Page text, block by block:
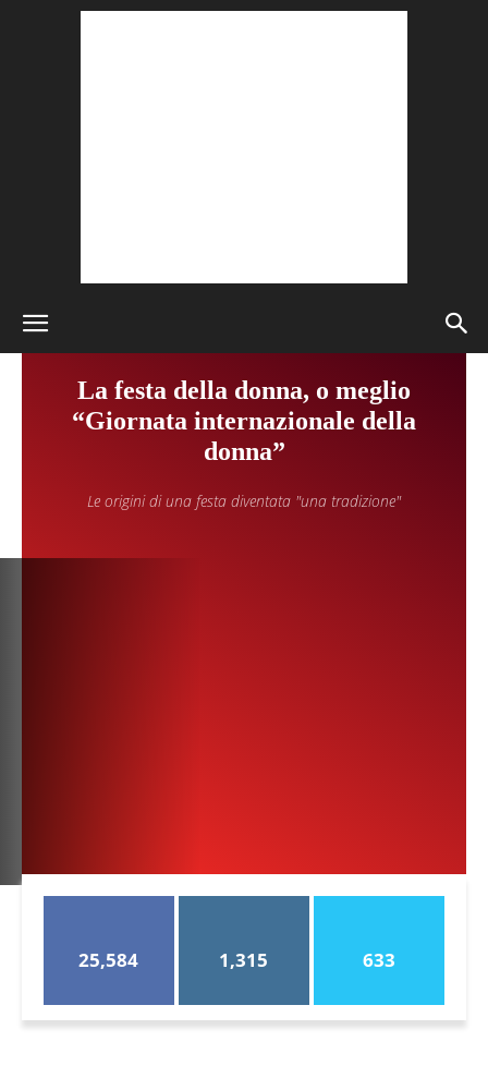
La festa della donna, o meglio
“Giornata internazionale della
donna”
Le origini di una festa diventata "una tradizione"
25,584 1,315 633